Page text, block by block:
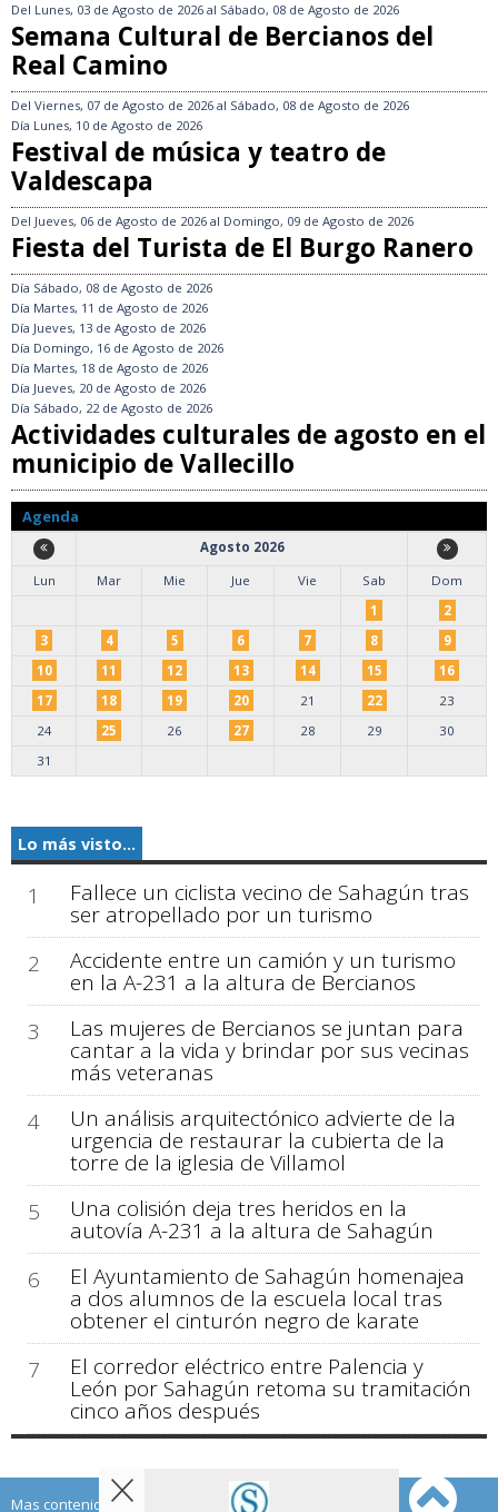
Del Lunes, 03 de Agosto de 2026 al Sábado, 08 de Agosto de 2026
Semana Cultural de Bercianos del
Real Camino
Del Viernes, 07 de Agosto de 2026 al Sábado, 08 de Agosto de 2026
Día Lunes, 10 de Agosto de 2026
Festival de música y teatro de
Valdescapa
Del Jueves, 06 de Agosto de 2026 al Domingo, 09 de Agosto de 2026
Fiesta del Turista de El Burgo Ranero
Día Sábado, 08 de Agosto de 2026
Día Martes, 11 de Agosto de 2026
Día Jueves, 13 de Agosto de 2026
Día Domingo, 16 de Agosto de 2026
Día Martes, 18 de Agosto de 2026
Día Jueves, 20 de Agosto de 2026
Día Sábado, 22 de Agosto de 2026
Actividades culturales de agosto en el
municipio de Vallecillo
Agenda
Agosto 2026
Lun
Mar Mie Jue Vie Sab
Dom
1
2
3
4 5 6 7 8
9
10
11 12 13 14 15
16
17
18 19 20 21 22
23
24
25 26 27 28 29
30
31
Lo más visto...
1 Fallece un ciclista vecino de Sahagún tras
ser atropellado por un turismo
2
Accidente entre un camión y un turismo
en la A-231 a la altura de Bercianos
3
Las mujeres de Bercianos se juntan para
cantar a la vida y brindar por sus vecinas
más veteranas
4
Un análisis arquitectónico advierte de la
urgencia de restaurar la cubierta de la
torre de la iglesia de Villamol
5
Una colisión deja tres heridos en la
autovía A-231 a la altura de Sahagún
6
El Ayuntamiento de Sahagún homenajea
a dos alumnos de la escuela local tras
obtener el cinturón negro de karate
7
El corredor eléctrico entre Palencia y
León por Sahagún retoma su tramitación
cinco años después
Mas contenido de Sahagún Digital: